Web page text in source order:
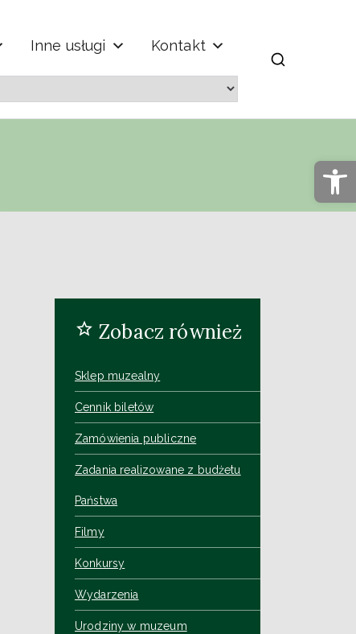
im. Jana
Inne usługi Kontakt
Zobacz również
Sklep muzealny
Cennik biletów
Zamówienia publiczne
Zadania realizowane z budżetu
Państwa
Filmy
Konkursy
Wydarzenia
Urodziny w muzeum